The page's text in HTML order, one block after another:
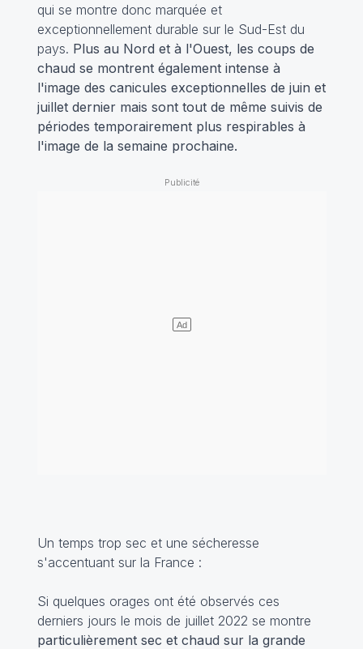
qui se montre donc marquée et
exceptionnellement durable sur le Sud-Est du
pays. Plus au Nord et à l'Ouest, les coups de
chaud se montrent également intense à
l'image des canicules exceptionnelles de juin et
juillet dernier mais sont tout de même suivis de
périodes temporairement plus respirables à
l'image de la semaine prochaine.
Un temps trop sec et une sécheresse
s'accentuant sur la France :
Si quelques orages ont été observés ces
derniers jours le mois de juillet 2022 se montre
particulièrement sec et chaud sur la grande